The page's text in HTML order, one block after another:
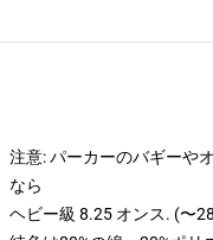
注意: パーカーのバギーや
なら
ヘビー級 8.25 オンス. (〜